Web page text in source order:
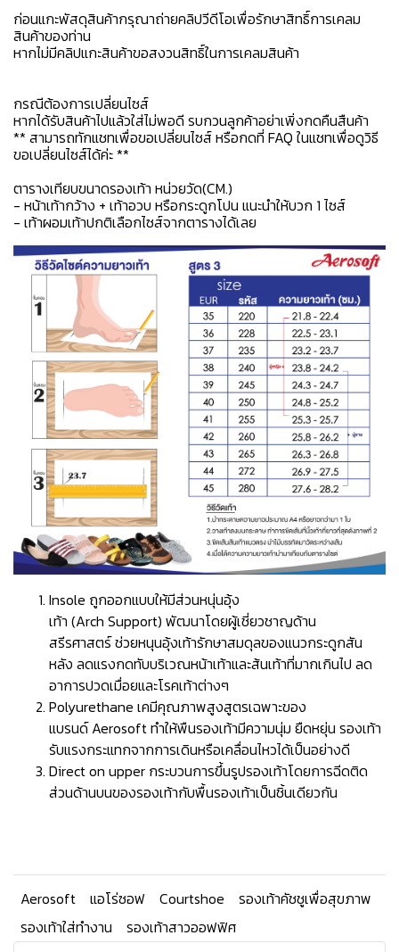
ก่อนแกะพัสดุสินค้ากรุณาถ่ายคลิปวีดีโอเพื่อรักษาสิทธิ์การเคลม
สินค้าของท่าน
หากไม่มีคลิปแกะสินค้าขอสงวนสิทธิ์ในการเคลมสินค้า
กรณีต้องการเปลี่ยนไซส์
หากได้รับสินค้าไปแล้วใส่ไม่พอดี รบกวนลูกค้าอย่าเพิ่งกดคืนสืนค้า
** สามารถทักแชทเพื่อขอเปลี่ยนไซส์ หรือกดที่ FAQ ในแชทเพื่อดูวิธี
ขอเปลี่ยนไซส์ได้ค่ะ **
ตารางเทียบขนาดรองเท้า หน่วยวัด(CM.)
- หน้าเท้ากว้าง + เท้าอวบ หรือกระดูกโปน แนะนำให้บวก 1 ไซส์
- เท้าผอมเท้าปกติเลือกไซส์จากตารางได้เลย
Insole ถูกออกแบบให้มีส่วนหนุ่นอุ้ง
เท้า (Arch Support) พัฒนาโดยผู้เชี่ยวชาญด้าน
สรีรศาสตร์ ช่วยหนุนอุ้งเท้ารักษาสมดุลของแนวกระดูกสัน
หลัง ลดแรงกดทับบริเวณหน้าเท้าและส้นเท้าที่มากเกินไป ลด
อาการปวดเมื่อยและโรคเท้าต่างๆ
Polyurethane เคมีคุณภาพสูงสูตรเฉพาะของ
แบรนด์ Aerosoft ทำให้พืนรองเท้ามีความนุ่ม ยืดหยุ่น รองเท้า
รับแรงกระแทกจากการเดินหรือเคลื่อนไหวได้เป็นอย่างดี
Direct on upper กระบวนการขึ้นรูปรองเท้าโดยการฉีดติด
ส่วนด้านบนของรองเท้ากับพื้นรองเท้าเป็นชิ้นเดียวกัน
Aerosoft แอโร่ซอฟ Courtshoe
รองเท้าคัชชูเพื่อสุขภาพ
รองเท้าใส่ทำงาน
รองเท้าสาวออฟฟิศ